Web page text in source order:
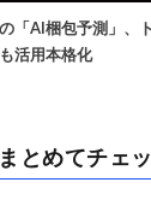
「AI梱包予測」、
活用本格化
まとめてチェ